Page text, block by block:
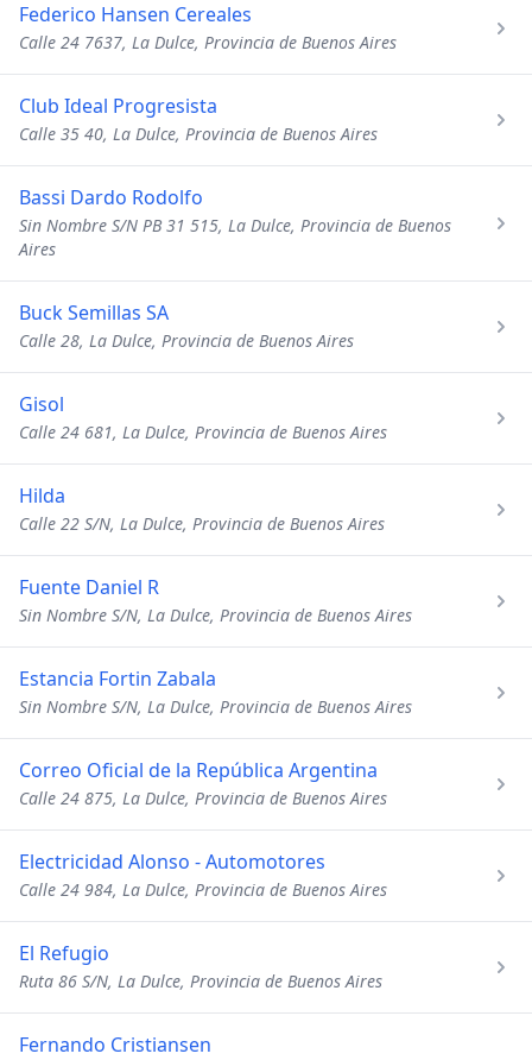
Federico Hansen Cereales
Calle 24 7637, La Dulce, Provincia de Buenos Aires
Club Ideal Progresista
Calle 35 40, La Dulce, Provincia de Buenos Aires
Bassi Dardo Rodolfo
Sin Nombre S/N PB 31 515, La Dulce, Provincia de Buenos
Aires
Buck Semillas SA
Calle 28, La Dulce, Provincia de Buenos Aires
Gisol
Calle 24 681, La Dulce, Provincia de Buenos Aires
Hilda
Calle 22 S/N, La Dulce, Provincia de Buenos Aires
Fuente Daniel R
Sin Nombre S/N, La Dulce, Provincia de Buenos Aires
Estancia Fortin Zabala
Sin Nombre S/N, La Dulce, Provincia de Buenos Aires
Correo Oficial de la República Argentina
Calle 24 875, La Dulce, Provincia de Buenos Aires
Electricidad Alonso - Automotores
Calle 24 984, La Dulce, Provincia de Buenos Aires
El Refugio
Ruta 86 S/N, La Dulce, Provincia de Buenos Aires
Fernando Cristiansen